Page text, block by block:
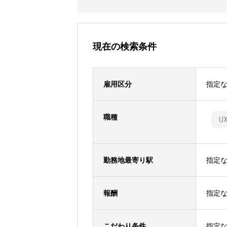
現在の検索条件
雇用区分 指定
職種
勤務地最寄り駅 指定
報酬 指定